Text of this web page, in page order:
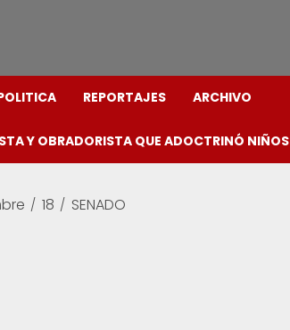
REPORTAJES ARCHIVO
Y OBRADORISTA QUE ADOCTRINÓ NIÑOS
18 SENADO